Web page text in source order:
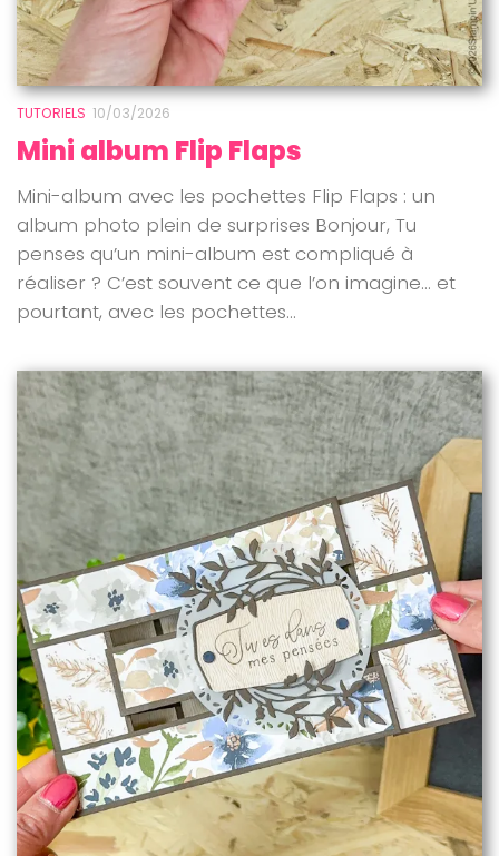
TUTORIELS 10/03/2026
Mini album Flip Flaps
Mini-album avec les pochettes Flip Flaps : un
album photo plein de surprises Bonjour, Tu
penses qu’un mini-album est compliqué à
réaliser ? C’est souvent ce que l’on imagine… et
pourtant, avec les pochettes...